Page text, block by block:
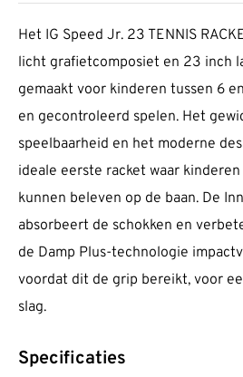
Het IG Speed Jr. 23 TENNIS
licht grafietcomposiet en 23 inch
gemaakt voor kinderen tussen 6
en gecontroleerd spelen. Het
speelbaarheid en het moderne
ideale eerste racket waar
kunnen beleven op de baan. De
absorbeert de schokken en
de Damp Plus-technologie
voordat dit de grip bereikt, voor
slag.
Specificaties